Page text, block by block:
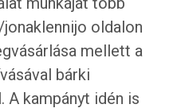
oldalon
mellett a
bárki
kampányt idén is